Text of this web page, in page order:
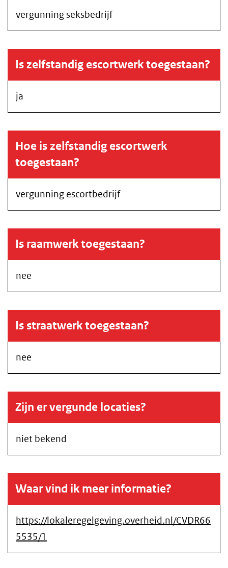
vergunning seksbedrijf
Is zelfstandig escortwerk toegestaan?
ja
Hoe is zelfstandig escortwerk
toegestaan?
vergunning escortbedrijf
Is raamwerk toegestaan?
nee
Is straatwerk toegestaan?
nee
Zijn er vergunde locaties?
niet bekend
Waar vind ik meer informatie?
https://lokaleregelgeving.overheid.nl/CVDR66
5535/1